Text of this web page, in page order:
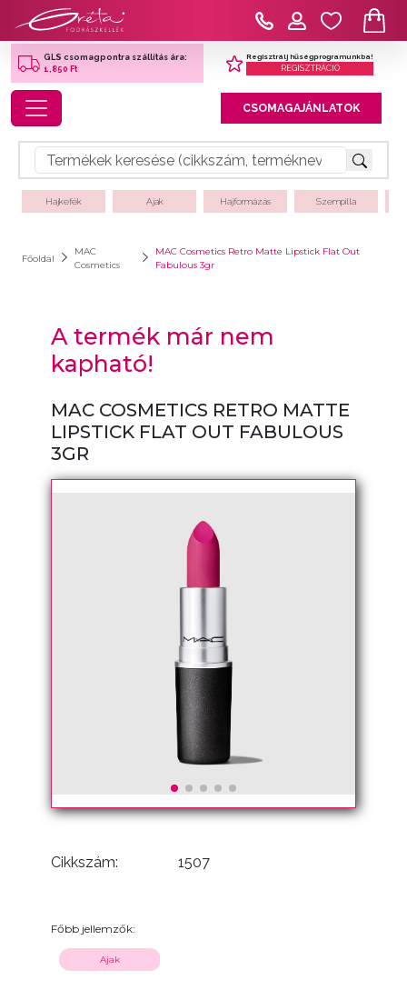
GLS csomagpontra szállítás ára:
1,850 Ft
Regisztrálj hűségprogramunkba!
REGISZTRÁCIÓ
Toggle navigation CSOMAGAJÁNLATOK
Hajkefék Ajak Hajformázás Szempilla
Főoldal
MAC
Cosmetics
MAC Cosmetics Retro Matte Lipstick Flat Out
Fabulous 3gr
A termék már nem
kapható!
MAC COSMETICS RETRO MATTE
LIPSTICK FLAT OUT FABULOUS
3GR
Cikkszám: 1507
Főbb jellemzők:
Ajak